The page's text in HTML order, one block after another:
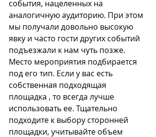
события, нацеленных на
аналогичную аудиторию. При этом
мы получали довольно высокую
явку и часто гости других событий
подъезжали к нам чуть позже.
Место мероприятия подбирается
под его тип. Если у вас есть
собственная подходящая
площадка , то всегда лучше
использовать ее. Тщательно
подходите к выбору сторонней
площадки, учитывайте объем